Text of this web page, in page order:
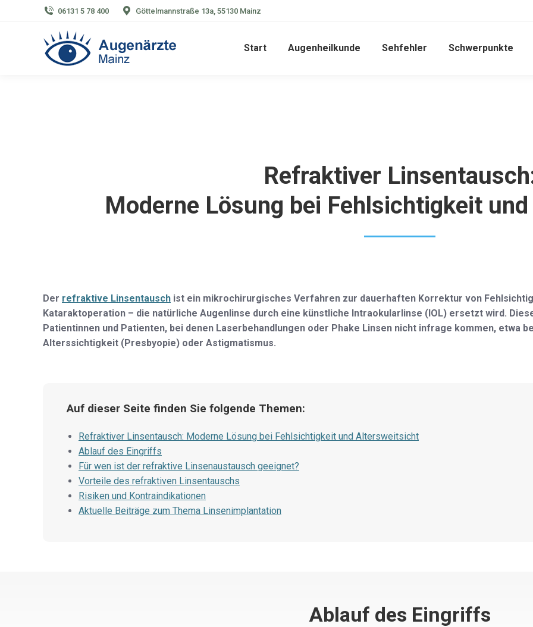
06131 5 78 400 Göttelmannstraße 13a, 55130 Mainz
Start Augenheilkunde Sehfehler Schwerpunkte
Refraktiver
Moderne Lösung bei Fehlsichtigkeit
Der refraktive Linsentausch ist ein mikrochirurgisches Verfahren zur dauerhaften Korrektur von
Kataraktoperation – die natürliche Augenlinse durch eine künstliche Intraokularlinse (IOL) ersetzt wird.
Patientinnen und Patienten, bei denen Laserbehandlungen oder Phake Linsen nicht infrage kommen, etwa
Alterssichtigkeit (Presbyopie) oder Astigmatismus.
Auf dieser Seite finden Sie folgende Themen:
Refraktiver Linsentausch: Moderne Lösung bei Fehlsichtigkeit und Altersweitsicht
Ablauf des Eingriffs
Für wen ist der refraktive Linsenaustausch geeignet?
Vorteile des refraktiven Linsentauschs
Risiken und Kontraindikationen
Aktuelle Beiträge zum Thema Linsenimplantation
Ablauf des Eingriffs